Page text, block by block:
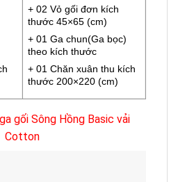
+ 02 Vỏ gối đơn kích
thước 45×65 (cm)
+ 01 Ga chun(Ga bọc)
theo kích thước
+ 01 Chăn xuân thu kích
thước 200×220 (cm)
gối Sông Hồng Basic vải
Cotton